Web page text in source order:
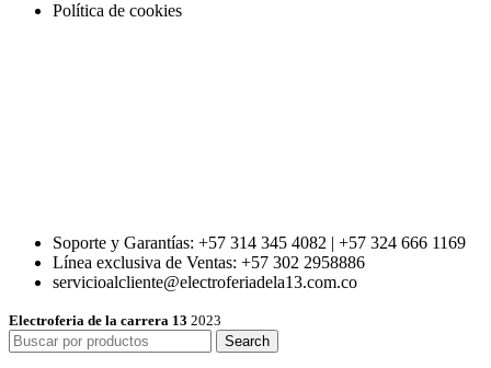
Política de cookies
Soporte y Garantías: +57 314 345 4082 | +57 324 666 1169
Línea exclusiva de Ventas: +57 302 2958886
servicioalcliente@electroferiadela13.com.co
Electroferia de la carrera 13 2023
Search